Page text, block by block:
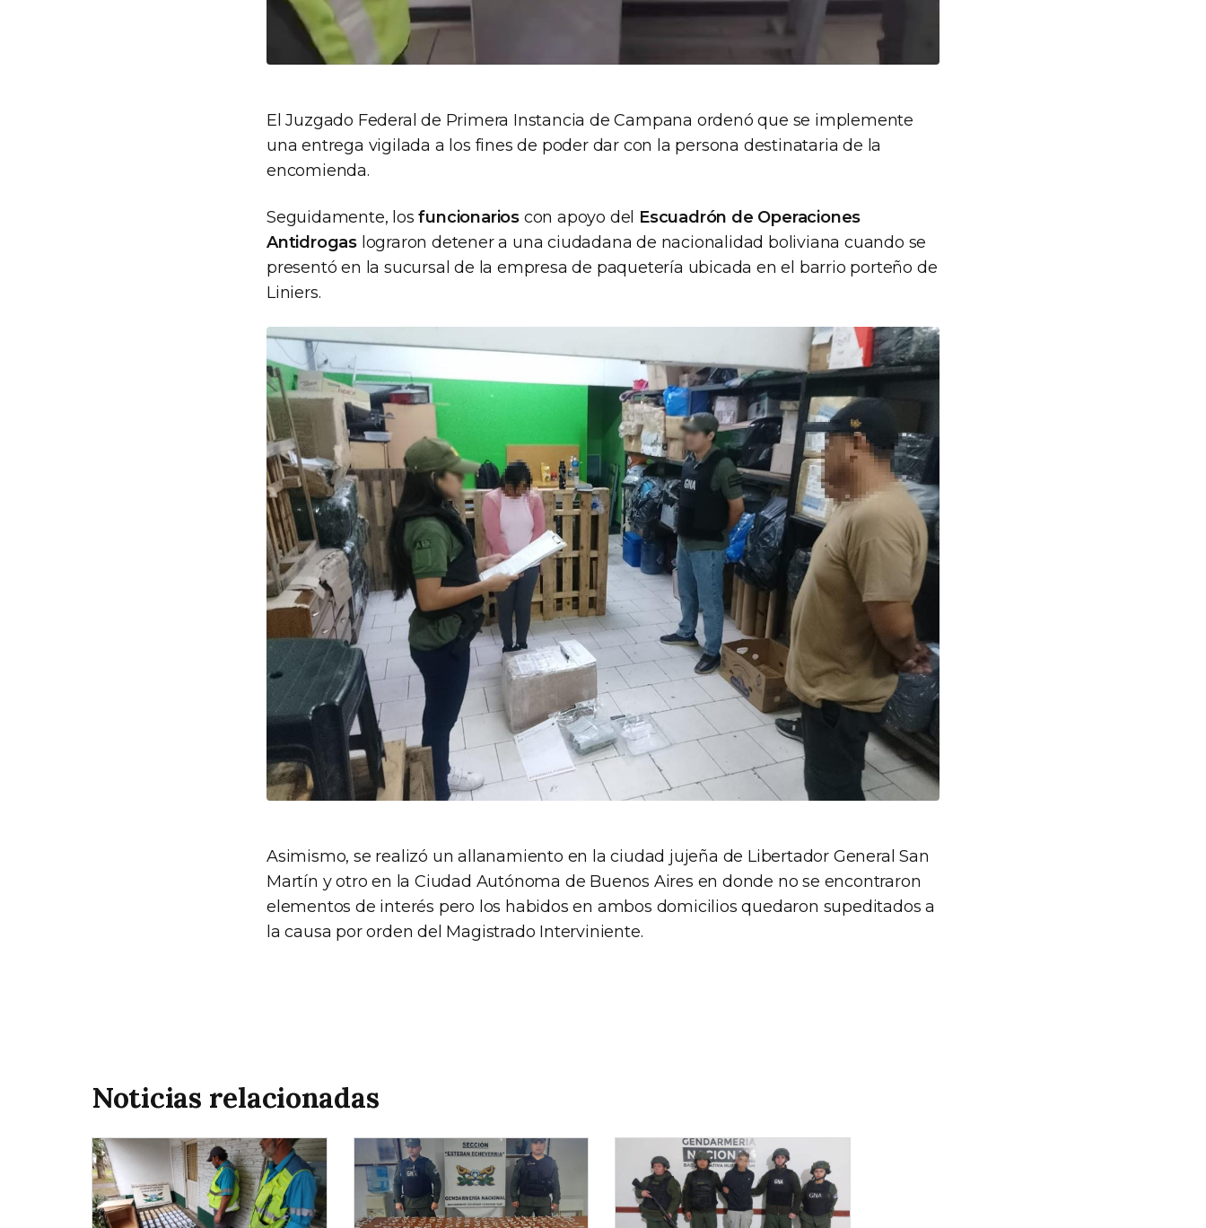
El Juzgado Federal de Primera Instancia de Campana ordenó que se implemente
una entrega vigilada a los fines de poder dar con la persona destinataria de la
encomienda.
Seguidamente, losfuncionarios con apoyo del Escuadrón de Operaciones
Antidrogas lograron detener a una ciudadana de nacionalidad boliviana cuando se
presentó en la sucursal de la empresa de paquetería ubicada en el barrio porteño de
Liniers.
Asimismo, se realizó un allanamiento en la ciudad jujeña de Libertador General San
Martín y otro en la Ciudad Autónoma de Buenos Aires en donde no se encontraron
elementos de interés pero los habidos en ambos domicilios quedaron supeditados a
la causa por orden del Magistrado Interviniente.
Noticias relacionadas